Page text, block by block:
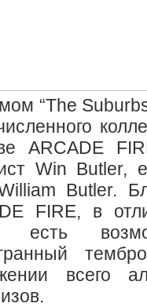
“The
ARCADE
Win Butler,
Butler.
FIRE, в
есть
всего